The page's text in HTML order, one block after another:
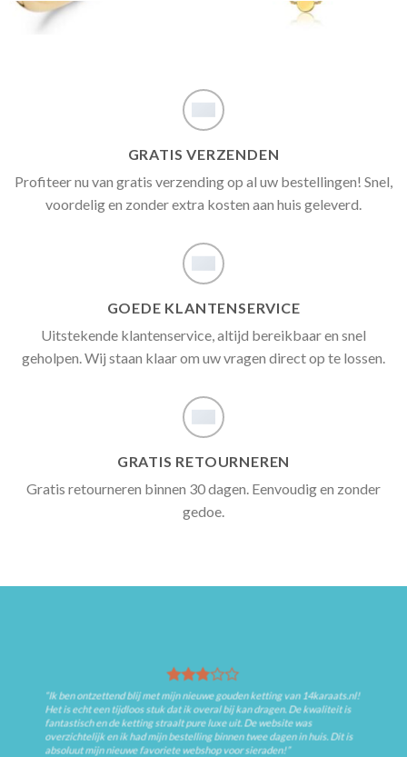
GRATIS VERZENDEN
Profiteer nu van gratis verzending op al uw bestellingen! Snel,
voordelig en zonder extra kosten aan huis geleverd.
GOEDE KLANTENSERVICE
Uitstekende klantenservice, altijd bereikbaar en snel
geholpen. Wij staan klaar om uw vragen direct op te lossen.
GRATIS RETOURNEREN
Gratis retourneren binnen 30 dagen. Eenvoudig en zonder
gedoe.
“Ik ben ontzettend blij met mijn nieuwe gouden ketting van 14karaats.nl!
Het is echt een tijdloos stuk dat ik overal bij kan dragen. De kwaliteit is
fantastisch en de ketting straalt pure luxe uit. De website was
overzichtelijk en ik had mijn bestelling binnen twee dagen in huis. Dit is
absoluut mijn nieuwe favoriete webshop voor sieraden!”